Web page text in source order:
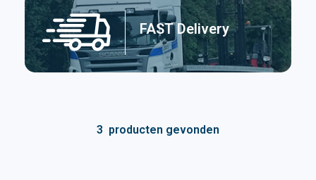
3 producten gevonden
FAST Delivery